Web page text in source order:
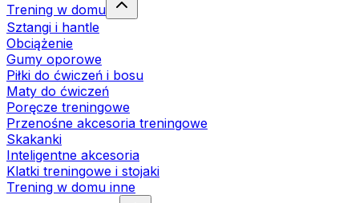
Trening w domu
Sztangi i hantle
Obciążenie
Gumy oporowe
Piłki do ćwiczeń i bosu
Maty do ćwiczeń
Poręcze treningowe
Przenośne akcesoria treningowe
Skakanki
Inteligentne akcesoria
Klatki treningowe i stojaki
Trening w domu inne